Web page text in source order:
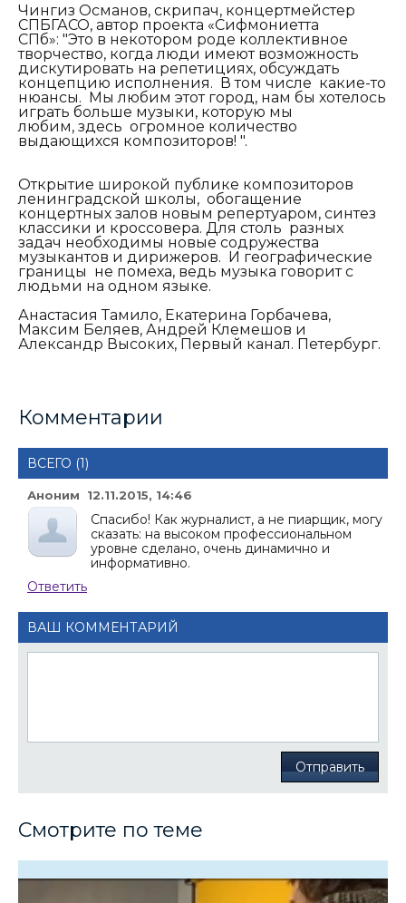
Чингиз Османов, скрипач, концертмейстер
СПБГАСО, автор проекта «Сифмониетта
СПб»: "Это в некотором роде коллективное
творчество, когда люди имеют возможность
дискутировать на репетициях, обсуждать
концепцию исполнения. В том числе какие-то
нюансы. Мы любим этот город, нам бы хотелось
играть больше музыки, которую мы
любим, здесь огромное количество
выдающихся композиторов! ".
Открытие широкой публике композиторов
ленинградской школы, обогащение
концертных залов новым репертуаром, синтез
классики и кроссовера. Для столь разных
задач необходимы новые содружества
музыкантов и дирижеров. И географические
границы не помеха, ведь музыка говорит с
людьми на одном языке.
Анастасия Тамило, Екатерина Горбачева,
Максим Беляев, Андрей Клемешов и
Александр Высоких, Первый канал. Петербург.
Комментарии
ВСЕГО (1)
Аноним 12.11.2015, 14:46
Спасибо! Как журналист, а не пиарщик, могу
сказать: на высоком профессиональном
уровне сделано, очень динамично и
информативно.
Ответить
ВАШ КОММЕНТАРИЙ
Отправить
Смотрите по теме